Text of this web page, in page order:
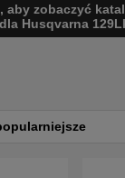
aby zobaczyć
Husqvarna